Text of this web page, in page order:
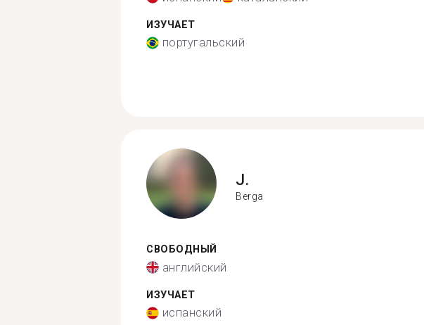
ИЗУЧАЕТ
португальский
J.
Berga
СВОБОДНЫЙ
английский
ИЗУЧАЕТ
испанский